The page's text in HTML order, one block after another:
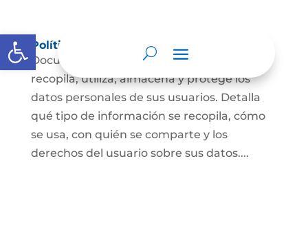
Abrir barra de herramientas
Políticas de Privacidad Web
Documento que explica cómo un sitio web
recopila, utiliza, almacena y protege los
datos personales de sus usuarios. Detalla
qué tipo de información se recopila, cómo
se usa, con quién se comparte y los
derechos del usuario sobre sus datos....